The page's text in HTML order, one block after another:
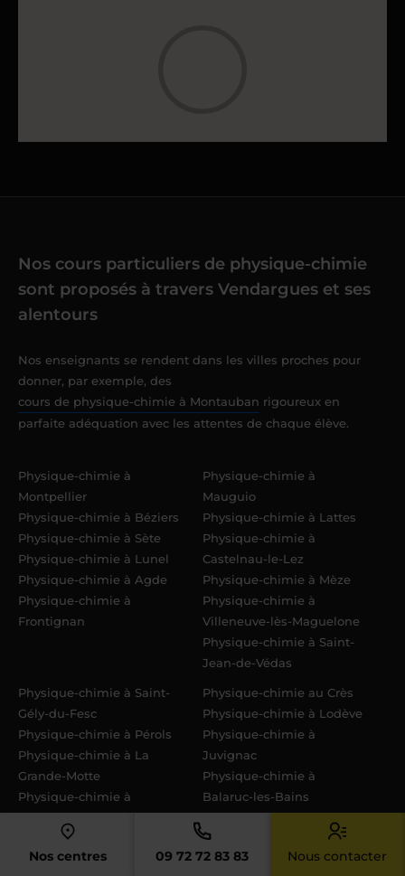
Nos centres 09 72 72 83 83 Nous contacter
Nos cours particuliers de physique-chimie
sont proposés à travers Vendargues et ses
alentours
Nos enseignants se rendent dans les villes proches pour
donner, par exemple, des
cours de physique-chimie à Montauban rigoureux en
parfaite adéquation avec les attentes de chaque élève.
Physique-chimie à
Montpellier
Physique-chimie à Béziers
Physique-chimie à Sète
Physique-chimie à Lunel
Physique-chimie à Agde
Physique-chimie à
Frontignan
Physique-chimie à
Mauguio
Physique-chimie à Lattes
Physique-chimie à
Castelnau-le-Lez
Physique-chimie à Mèze
Physique-chimie à
Villeneuve-lès-Maguelone
Physique-chimie à Saint-
Jean-de-Védas
Physique-chimie à Saint-
Gély-du-Fesc
Physique-chimie à Pérols
Physique-chimie à La
Grande-Motte
Physique-chimie à
Pézenas
Physique-chimie à
Marseillan
Physique-chimie au Crès
Physique-chimie à Lodève
Physique-chimie à
Juvignac
Physique-chimie à
Balaruc-les-Bains
Physique-chimie à
Bédarieux
Physique-chimie à